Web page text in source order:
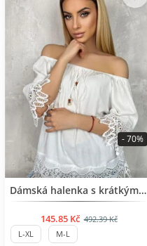
BESTSELLERDámská halenka s krátkým rukávem a pletenou krajkou
145.85 Kč 492.39 Kč
- 70%
L-XL M-L